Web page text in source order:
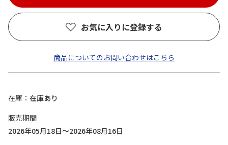
お気に入りに登録する
商品についてのお問い合わせはこちら
在庫
在庫あり
販売期間
2026年05月18日～2026年08月16日